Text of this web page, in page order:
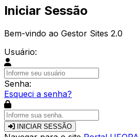
Iniciar Sessão
Bem-vindo ao Gestor Sites 2.0
Usuário:
Senha:
Esqueci a senha?
INICIAR SESSÃO